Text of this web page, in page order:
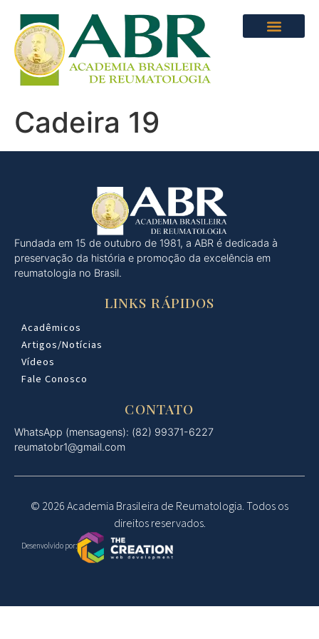
Cadeira 19
Fundada em 15 de outubro de 1981, a ABR é dedicada à
preservação da história e promoção da excelência em
reumatologia no Brasil.
LINKS RÁPIDOS
Acadêmicos
Artigos/Notícias
Vídeos
Fale Conosco
CONTATO
WhatsApp (mensagens): (82) 99371-6227
reumatobr1@gmail.com
© 2026 Academia Brasileira de Reumatologia. Todos os
direitos reservados.
Desenvolvido por: